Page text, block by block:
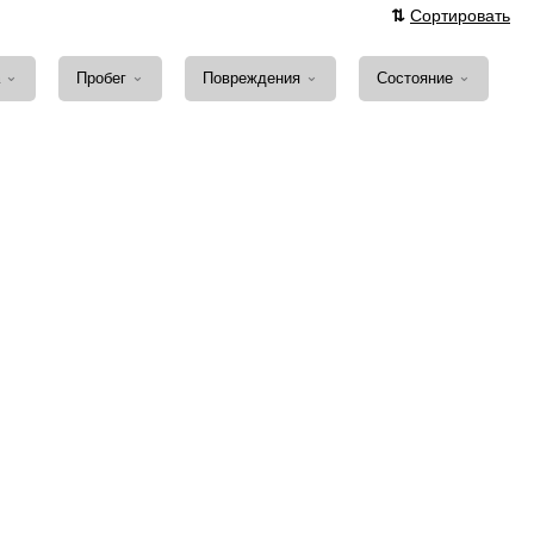
⇅ Сортировать
⌄ Пробег ⌄ Повреждения ⌄ Состояние ⌄